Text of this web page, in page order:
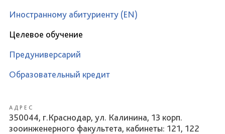
Иностранному абитуриенту (EN)
Целевое обучение
Предуниверсарий
Образовательный кредит
АДРЕС
350044, г.Краснодар, ул. Калинина, 13 корп.
зооинженерного факультета, кабинеты: 121, 122